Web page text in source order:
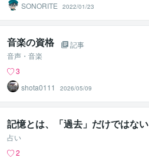
SONORITE
2022/01/23
音楽の資格
記事
音声・音楽
3
shota0111
2026/05/09
記憶とは、「過去」だけではない
占い
2